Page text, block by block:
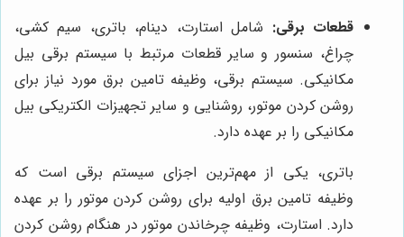
قطعات برقی: شامل استارت، دینام، باتری، سیم کشی،
چراغ، سنسور و سایر قطعات مرتبط با سیستم برقی بیل
مکانیکی. سیستم برقی، وظیفه تامین برق مورد نیاز برای
روشن کردن موتور، روشنایی و سایر تجهیزات الکتریکی بیل
مکانیکی را بر عهده دارد.
باتری، یکی از مهم‌ترین اجزای سیستم برقی است که
وظیفه تامین برق اولیه برای روشن کردن موتور را بر عهده
دارد. استارت، وظیفه چرخاندن موتور در هنگام روشن کردن